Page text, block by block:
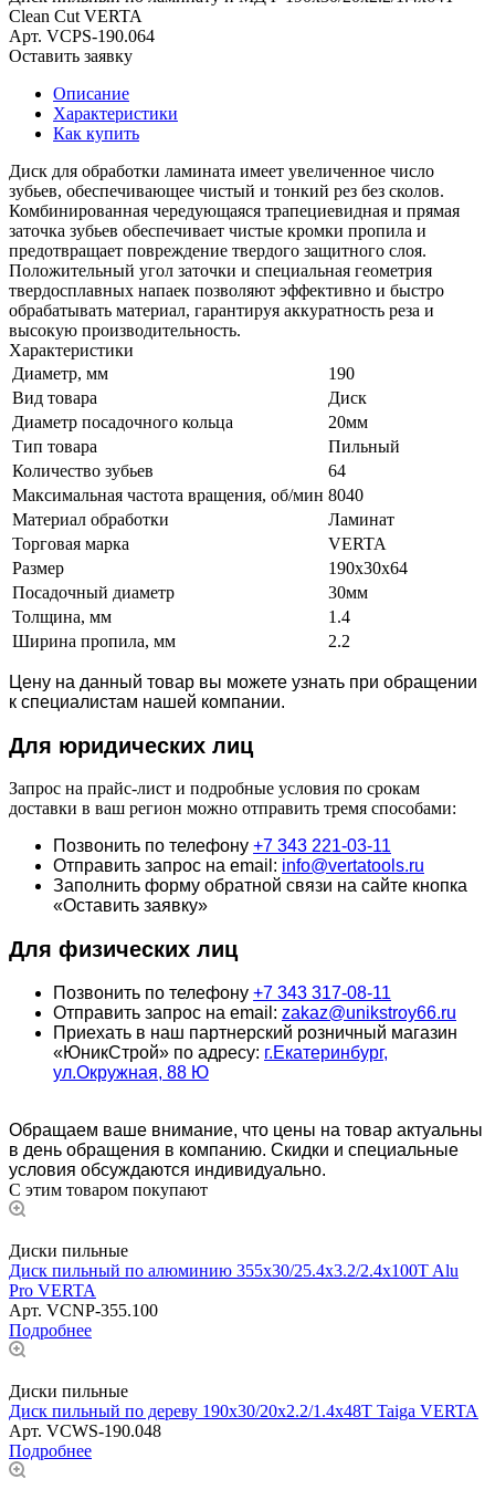
Clean Cut VERTA
Арт. VCPS-190.064
Оставить заявку
Описание
Характеристики
Как купить
Диск для обработки ламината имеет увеличенное число
зубьев, обеспечивающее чистый и тонкий рез без сколов.
Комбинированная чередующаяся трапециевидная и прямая
заточка зубьев обеспечивает чистые кромки пропила и
предотвращает повреждение твердого защитного слоя.
Положительный угол заточки и специальная геометрия
твердосплавных напаек позволяют эффективно и быстро
обрабатывать материал, гарантируя аккуратность реза и
высокую производительность.
Характеристики
Диаметр, мм
190
Вид товара
Диск
Диаметр посадочного кольца
20мм
Тип товара
Пильный
Количество зубьев
64
Максимальная частота вращения, об/мин 8040
Материал обработки
Ламинат
Торговая марка
VERTA
Размер
190x30x64
Посадочный диаметр
30мм
Толщина, мм
1.4
Ширина пропила, мм
2.2
Цену на данный товар вы можете узнать при обращении
к специалистам нашей компании.
Для юридических лиц
Запрос на прайс-лист и подробные условия по срокам
доставки в ваш регион можно отправить тремя способами:
Позвонить по телефону +7 343 221-03-11
Отправить запрос на email: info@vertatools.ru
Заполнить форму обратной связи на сайте кнопка
«Оставить заявку»
Для физических лиц
Позвонить по телефону +7 343 317-08-11
Отправить запрос на email: zakaz@unikstroy66.ru
Приехать в наш партнерский розничный магазин
«ЮникСтрой» по адресу: г.Екатеринбург,
ул.Окружная, 88 Ю
Обращаем ваше внимание, что цены на товар актуальны
в день обращения в компанию. Скидки и специальные
условия обсуждаются индивидуально.
С этим товаром покупают
Диски пильные
Диск пильный по алюминию 355x30/25.4х3.2/2.4x100T Alu
Pro VERTA
Арт. VCNP-355.100
Подробнее
Диски пильные
Диск пильный по дереву 190х30/20х2.2/1.4х48Т Taiga VERTA
Арт. VCWS-190.048
Подробнее